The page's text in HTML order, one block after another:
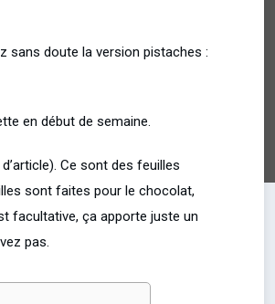
sans doute la version pistaches :
en début de semaine.
Ce sont des feuilles
sont faites pour le chocolat,
facultative, ça apporte juste un
pas.